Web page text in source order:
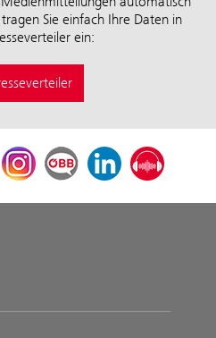
Sie einfach Ihre Daten in
ein:
InstagramÖBB Corporate Blog
LinkedInPodcast